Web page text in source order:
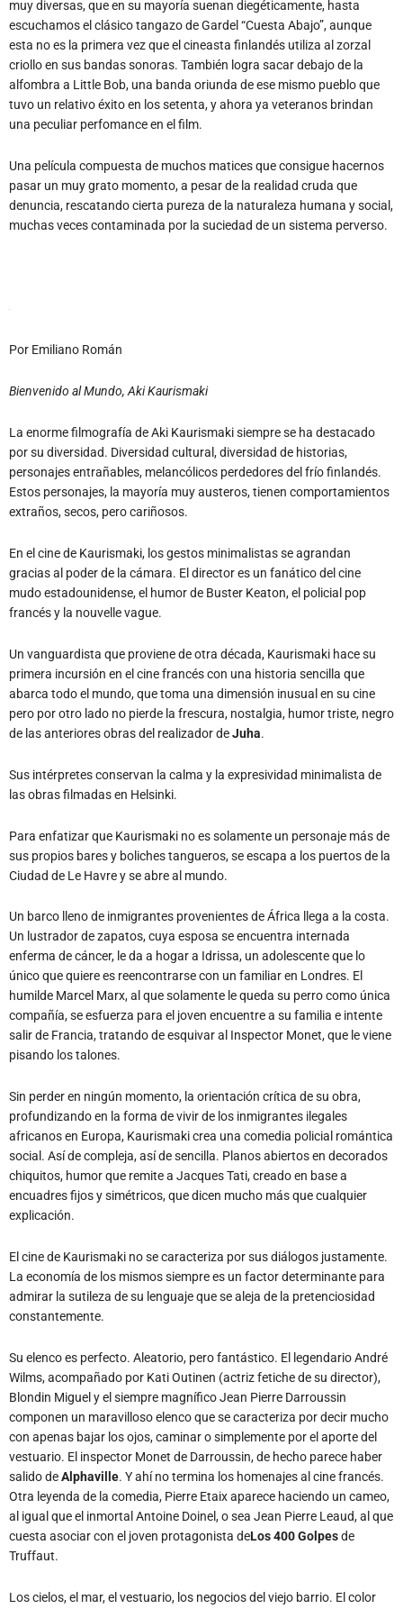
muy diversas, que en su mayoría suenan diegéticamente, hasta
escuchamos el clásico tangazo de Gardel “Cuesta Abajo”, aunque
esta no es la primera vez que el cineasta finlandés utiliza al zorzal
criollo en sus bandas sonoras. También logra sacar debajo de la
alfombra a Little Bob, una banda oriunda de ese mismo pueblo que
tuvo un relativo éxito en los setenta, y ahora ya veteranos brindan
una peculiar perfomance en el film.
Una película compuesta de muchos matices que consigue hacernos
pasar un muy grato momento, a pesar de la realidad cruda que
denuncia, rescatando cierta pureza de la naturaleza humana y social,
muchas veces contaminada por la suciedad de un sistema perverso.
Por Emiliano Román
Bienvenido al Mundo, Aki Kaurismaki
La enorme filmografía de Aki Kaurismaki siempre se ha destacado
por su diversidad. Diversidad cultural, diversidad de historias,
personajes entrañables, melancólicos perdedores del frío finlandés.
Estos personajes, la mayoría muy austeros, tienen comportamientos
extraños, secos, pero cariñosos.
En el cine de Kaurismaki, los gestos minimalistas se agrandan
gracias al poder de la cámara. El director es un fanático del cine
mudo estadounidense, el humor de Buster Keaton, el policial pop
francés y la nouvelle vague.
Un vanguardista que proviene de otra década, Kaurismaki hace su
primera incursión en el cine francés con una historia sencilla que
abarca todo el mundo, que toma una dimensión inusual en su cine
pero por otro lado no pierde la frescura, nostalgia, humor triste, negro
de las anteriores obras del realizador deJuha.
Sus intérpretes conservan la calma y la expresividad minimalista de
las obras filmadas en Helsinki.
Para enfatizar que Kaurismaki no es solamente un personaje más de
sus propios bares y boliches tangueros, se escapa a los puertos de la
Ciudad de Le Havre y se abre al mundo.
Un barco lleno de inmigrantes provenientes de África llega a la costa.
Un lustrador de zapatos, cuya esposa se encuentra internada
enferma de cáncer, le da a hogar a Idrissa, un adolescente que lo
único que quiere es reencontrarse con un familiar en Londres. El
humilde Marcel Marx, al que solamente le queda su perro como única
compañía, se esfuerza para el joven encuentre a su familia e intente
salir de Francia, tratando de esquivar al Inspector Monet, que le viene
pisando los talones.
Sin perder en ningún momento, la orientación crítica de su obra,
profundizando en la forma de vivir de los inmigrantes ilegales
africanos en Europa, Kaurismaki crea una comedia policial romántica
social. Así de compleja, así de sencilla. Planos abiertos en decorados
chiquitos, humor que remite a Jacques Tati, creado en base a
encuadres fijos y simétricos, que dicen mucho más que cualquier
explicación.
El cine de Kaurismaki no se caracteriza por sus diálogos justamente.
La economía de los mismos siempre es un factor determinante para
admirar la sutileza de su lenguaje que se aleja de la pretenciosidad
constantemente.
Su elenco es perfecto. Aleatorio, pero fantástico. El legendario André
Wilms, acompañado por Kati Outinen (actriz fetiche de su director),
Blondin Miguel y el siempre magnífico Jean Pierre Darroussin
componen un maravilloso elenco que se caracteriza por decir mucho
con apenas bajar los ojos, caminar o simplemente por el aporte del
vestuario. El inspector Monet de Darroussin, de hecho parece haber
salido deAlphaville. Y ahí no termina los homenajes al cine francés.
Otra leyenda de la comedia, Pierre Etaix aparece haciendo un cameo,
al igual que el inmortal Antoine Doinel, o sea Jean Pierre Leaud, al que
cuesta asociar con el joven protagonista deLos 400 Golpesde
Truffaut.
Los cielos, el mar, el vestuario, los negocios del viejo barrio. El color